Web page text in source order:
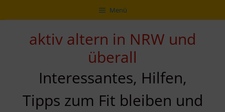
Inhalt
zur
Navigation
Inhalt
Menü
aktiv altern in NRW und
überall
Interessantes, Hilfen,
Tipps zum Fit bleiben und